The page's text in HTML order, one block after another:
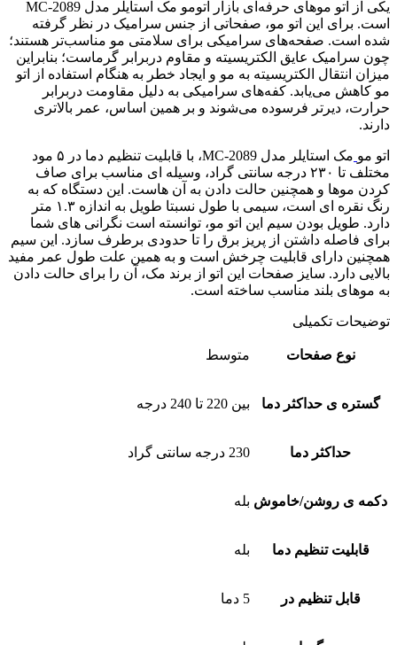
یکی از اتو موهای حرفه‌ای بازار اتومو مک استایلر مدل MC-2089
است. برای این اتو مو، صفحاتی از جنس سرامیک در نظر گرفته
شده است. صفحه‌های سرامیکی برای سلامتی مو مناسب‌تر هستند؛
چون سرامیک عایق الکتریسیته و مقاوم دربرابر گرماست؛ بنابراین
میزان انتقال الکتریسیته به مو و ایجاد خطر به هنگام استفاده از اتو
مو کاهش می‌یابد. کفه‌های سرامیکی به دلیل مقاومت دربرابر
حرارت، دیرتر فرسوده می‌شوند و بر همین اساس، عمر بالاتری
دارند.
اتو مو
مک استایلر مدل MC-2089، با قابلیت تنظیم دما در ۵ مود
مختلف تا ۲۳۰ درجه سانتی گراد، وسیله ای مناسب برای صاف
کردن موها و همچنین حالت دادن به آن هاست. این دستگاه که به
رنگ نقره ای است، سیمی با طول نسبتا طویل به اندازه ۱.۳ متر
دارد. طویل بودن سیم این اتو مو، توانسته است نگرانی های شما
برای فاصله داشتن از پریز برق را تا حدودی برطرف سازد. این سیم
همچنین دارای قابلیت چرخش است و به همین علت طول عمر مفید
بالایی دارد. سایز صفحات این اتو از برند مک، آن را برای حالت دادن
به موهای بلند مناسب ساخته است.
توضیحات تکمیلی
نوع صفحات متوسط
گستره ی حداکثر دما بین 220 تا 240 درجه
حداکثر دما 230 درجه سانتی گراد
دکمه ی روشن/خاموش بله
قابلیت تنظیم دما بله
قابل تنظیم در 5 دما